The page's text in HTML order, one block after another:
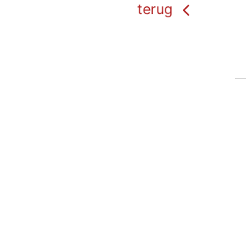
terug